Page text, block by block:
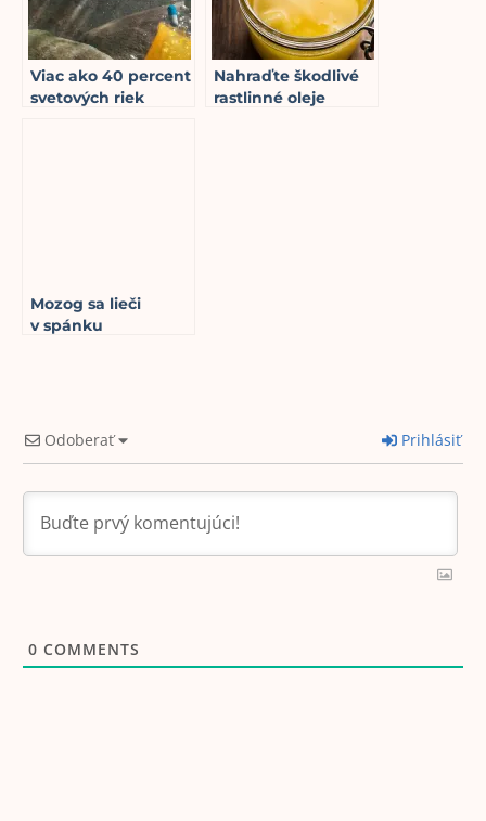
Viac ako 40 percent
svetových riek
Nahraďte škodlivé
rastlinné oleje
Mozog sa lieči
v spánku
Odoberať Prihlásiť
0 COMMENTS